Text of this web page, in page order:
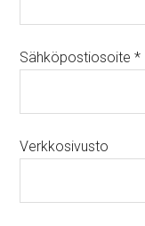
Sähköpostiosoite*
Verkkosivusto